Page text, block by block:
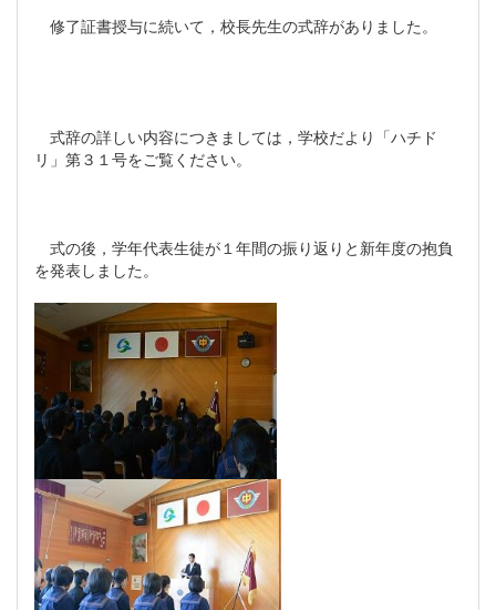
修了証書授与に続いて，校長先生の式辞がありました。
式辞の詳しい内容につきましては，学校だより「ハチド
リ」第３１号をご覧ください。
式の後，学年代表生徒が１年間の振り返りと新年度の抱負
を発表しました。